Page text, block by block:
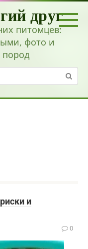
друг
питомцев:
фото и
пород
и
0